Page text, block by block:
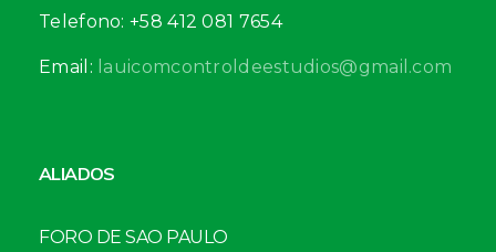
Telefono: +58 412 081 7654
Email: lauicomcontroldeestudios@gmail.com
ALIADOS
FORO DE SAO PAULO